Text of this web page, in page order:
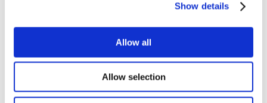
Show details
Allow all
Allow selection
Innovating for Success At OctoFrost, we’re driven by a
impingement freezing solution. Thus, honoring our
commitment to continuously innovate sustainable solutions, we
proudly launched the unique Multi-Level Impingement Freezer